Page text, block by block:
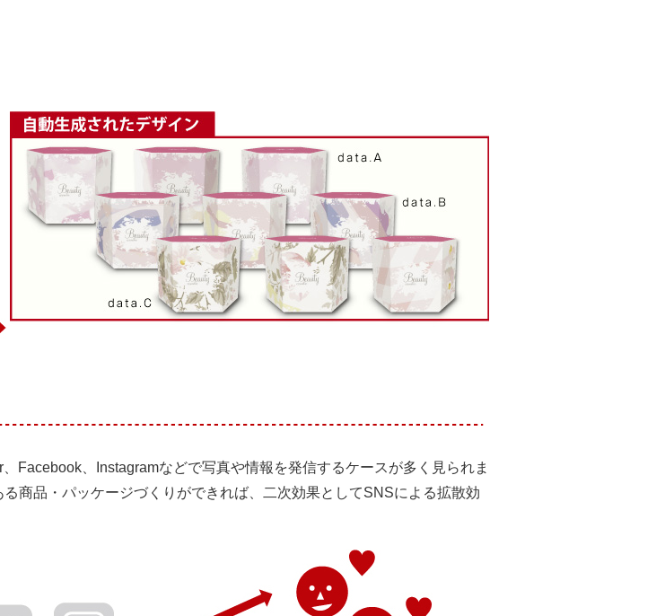
Facebook、Instagramなどで写真や情報を発信するケースが多く見られま
商品・パッケージづくりができれば、二次効果としてSNSによる拡散効